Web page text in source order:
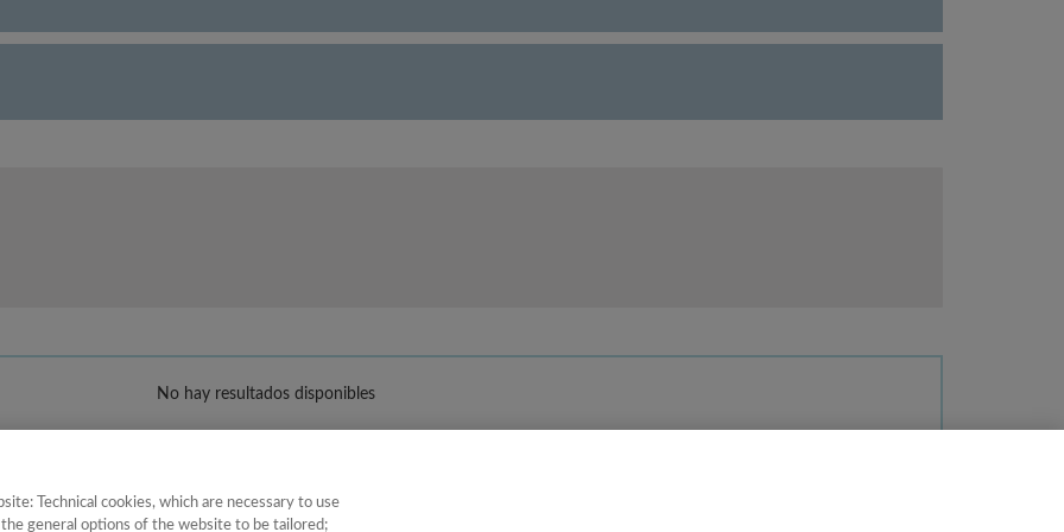
No hay resultados disponibles
Technical cookies, which are necessary to use
general options of the website to be tailored;